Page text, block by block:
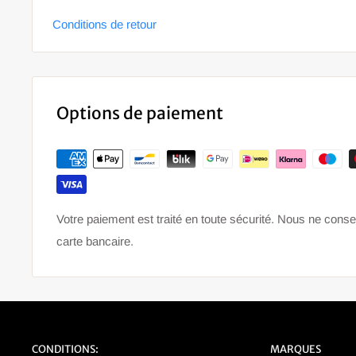
F 900 XR 2020- (0K21)
G 310 GS 2016-2020 (0G02)
G 650 GS 2008-2009 (0178)
G 650 GS 2010-2014 (0188)
R 1100 GS 1993-1999 (0404)
R 1150 GS Adventure 2001-2005 (0441)
Conditions de retour
Options de paiement
Votre paiement est traité en toute sécurité. Nous ne
carte bancaire.
CONDITIONS: MARQUES